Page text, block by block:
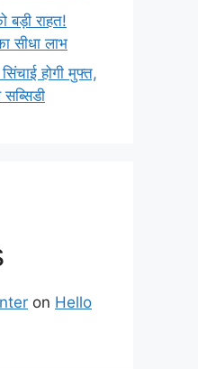
बड़ी राहत!
सीधा लाभ
होगी मुफ्त,
on Hello